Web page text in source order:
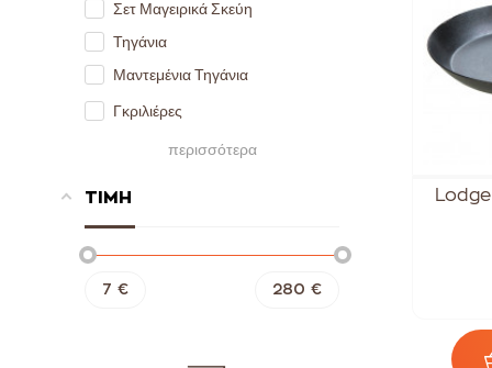
Σετ Μαγειρικά Σκεύη
Τηγάνια
Μαντεμένια Τηγάνια
Γκριλιέρες
Ρηχά Ταψιά
περισσότερα
ΤΙΜΗ
7 € 280 €
Lodge